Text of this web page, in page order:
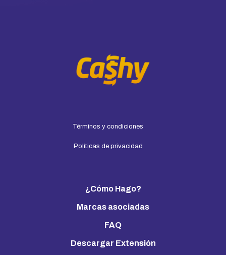
Términos y condiciones
Políticas de privacidad
¿Cómo Hago?
Marcas asociadas
FAQ
Descargar Extensión